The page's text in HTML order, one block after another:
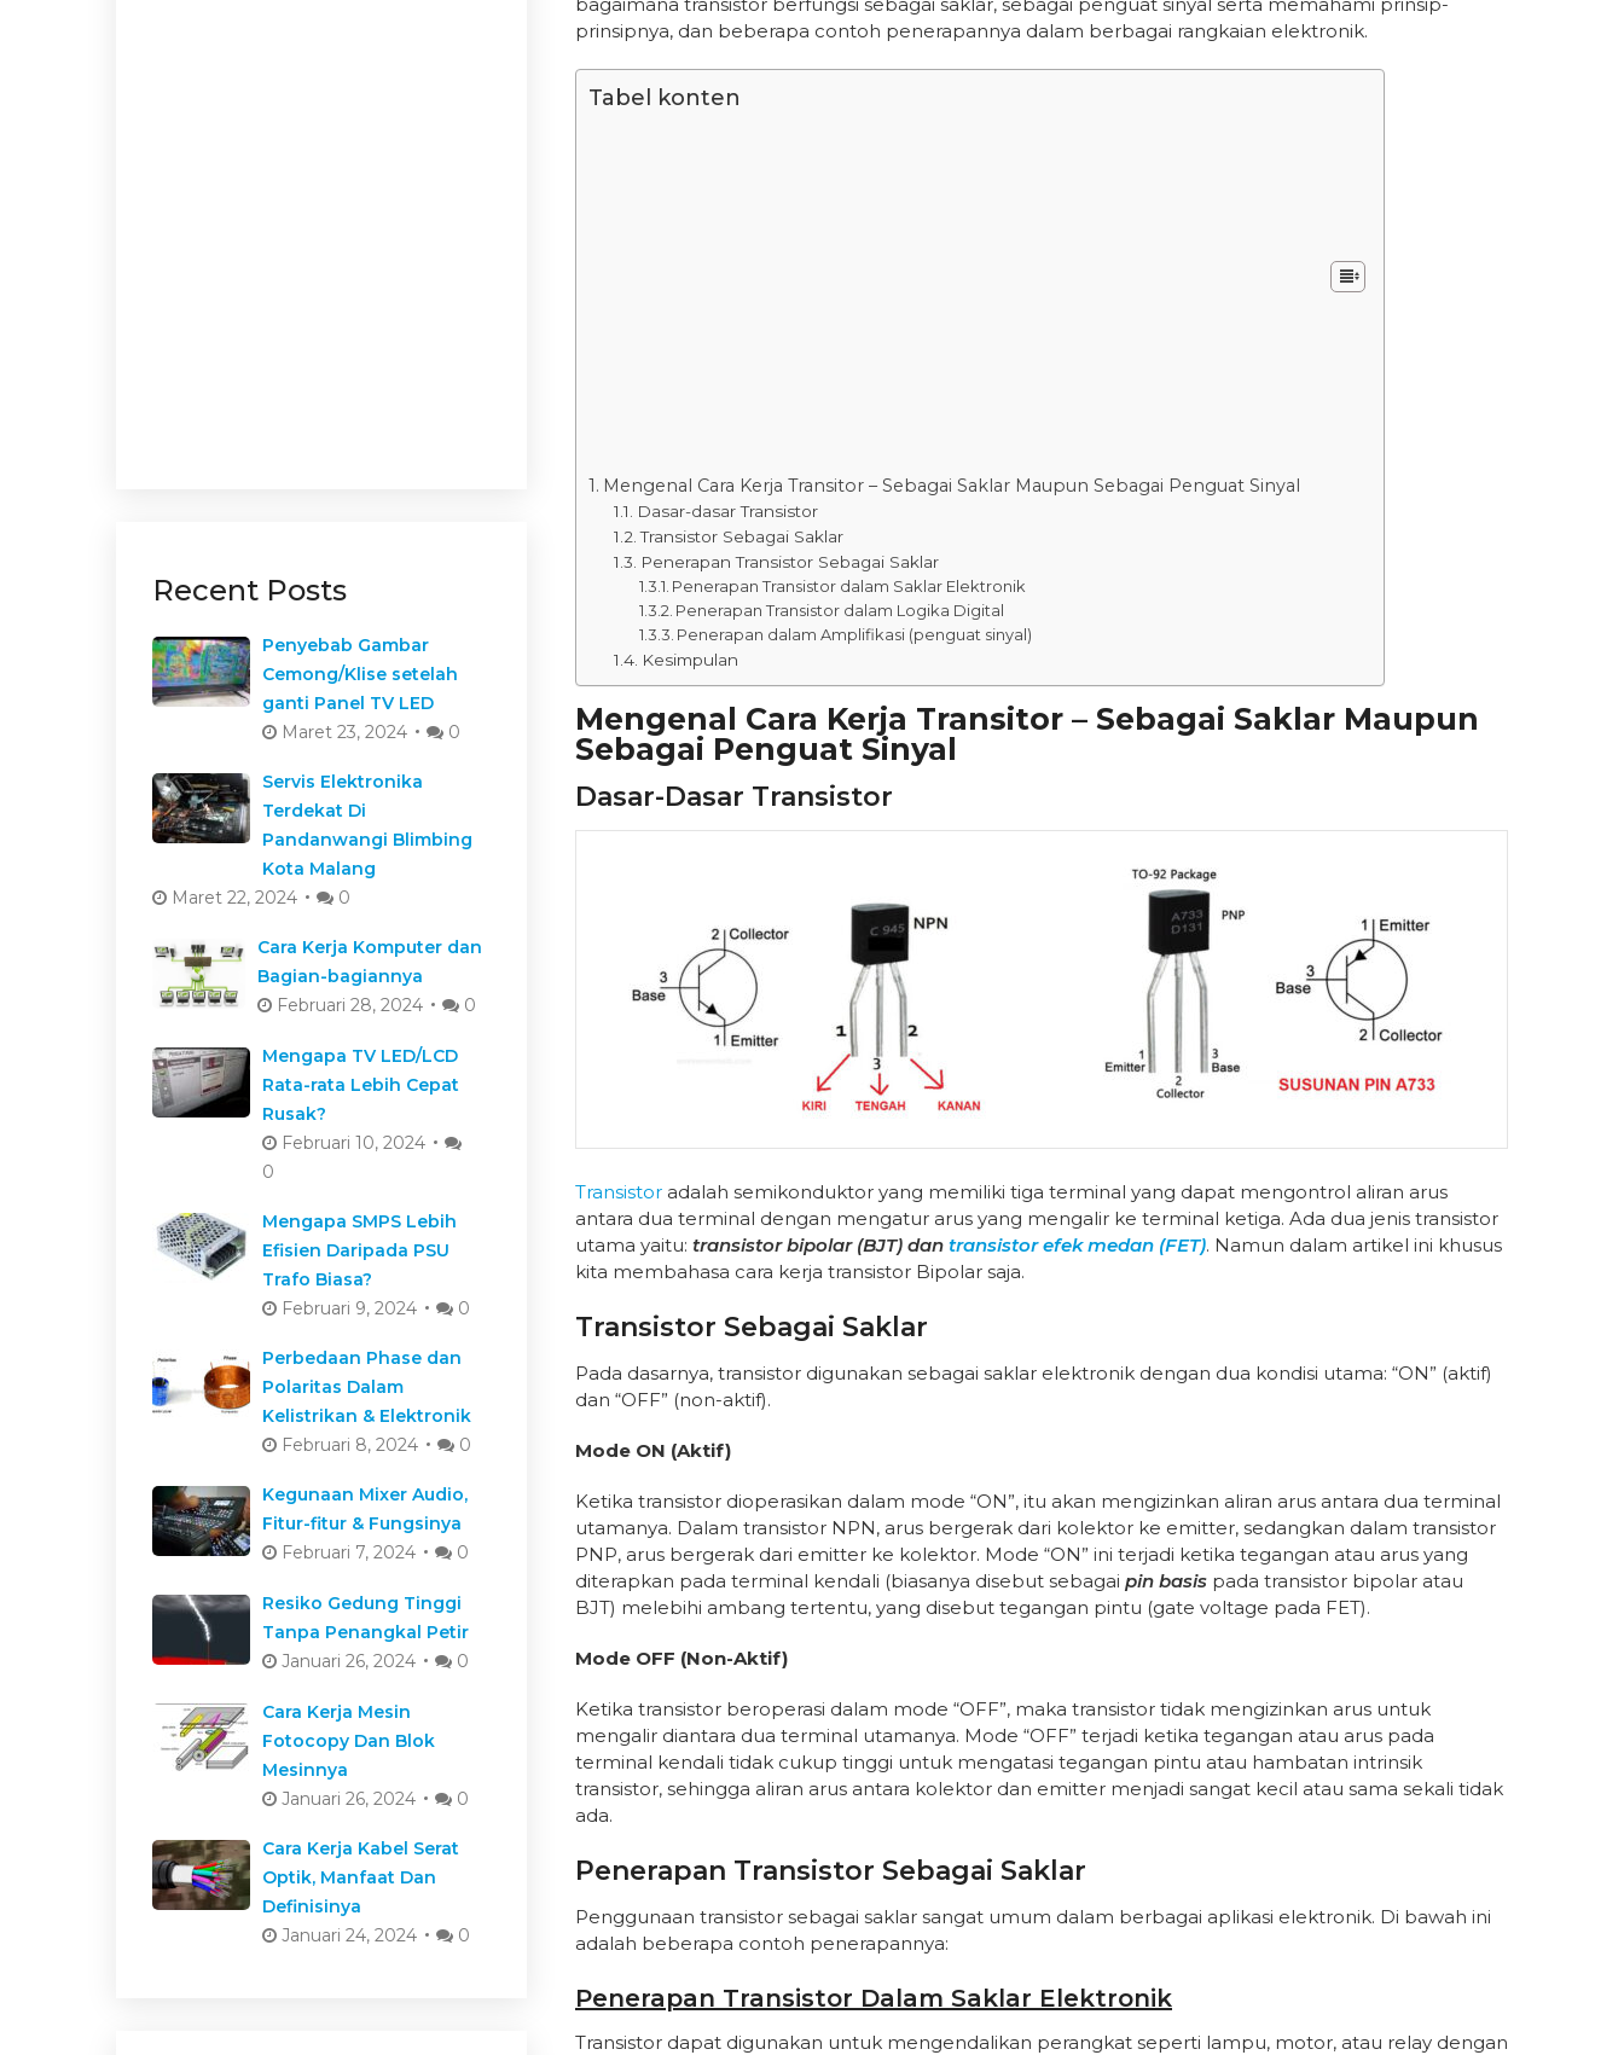
prinsipnya, dan beberapa contoh penerapannya dalam berbagai rangkaian elektronik.
Tabel konten
Mengenal Cara Kerja Transitor – Sebagai Saklar Maupun Sebagai Penguat Sinyal
Dasar-dasar Transistor
Transistor Sebagai Saklar
Penerapan Transistor Sebagai Saklar
Penerapan Transistor dalam Saklar Elektronik
Penerapan Transistor dalam Logika Digital
Penerapan dalam Amplifikasi (penguat sinyal)
Kesimpulan
Mengenal Cara Kerja Transitor – Sebagai Saklar Maupun
Sebagai Penguat Sinyal
Dasar-Dasar Transistor
Transistor adalah semikonduktor yang memiliki tiga terminal yang dapat mengontrol aliran arus
antara dua terminal dengan mengatur arus yang mengalir ke terminal ketiga. Ada dua jenis transistor
utama yaitu: transistor bipolar (BJT) dan transistor efek medan (FET). Namun dalam artikel ini khusus
kita membahasa cara kerja transistor Bipolar saja.
Transistor Sebagai Saklar
Pada dasarnya, transistor digunakan sebagai saklar elektronik dengan dua kondisi utama: “ON” (aktif)
dan “OFF” (non-aktif).
Mode ON (Aktif)
Ketika transistor dioperasikan dalam mode “ON”, itu akan mengizinkan aliran arus antara dua terminal
utamanya. Dalam transistor NPN, arus bergerak dari kolektor ke emitter, sedangkan dalam transistor
PNP, arus bergerak dari emitter ke kolektor. Mode “ON” ini terjadi ketika tegangan atau arus yang
diterapkan pada terminal kendali (biasanya disebut sebagai pin basis pada transistor bipolar atau
BJT) melebihi ambang tertentu, yang disebut tegangan pintu (gate voltage pada FET).
Mode OFF (Non-Aktif)
Ketika transistor beroperasi dalam mode “OFF”, maka transistor tidak mengizinkan arus untuk
mengalir diantara dua terminal utamanya. Mode “OFF” terjadi ketika tegangan atau arus pada
terminal kendali tidak cukup tinggi untuk mengatasi tegangan pintu atau hambatan intrinsik
transistor, sehingga aliran arus antara kolektor dan emitter menjadi sangat kecil atau sama sekali tidak
ada.
Penerapan Transistor Sebagai Saklar
Penggunaan transistor sebagai saklar sangat umum dalam berbagai aplikasi elektronik. Di bawah ini
adalah beberapa contoh penerapannya:
Penerapan Transistor Dalam Saklar Elektronik
Transistor dapat digunakan untuk mengendalikan perangkat seperti lampu, motor, atau relay dengan
Recent Posts
Penyebab Gambar
Cemong/Klise setelah
ganti Panel TV LED
Maret 23, 2024
0
Servis Elektronika
Terdekat Di
Pandanwangi Blimbing
Kota Malang
Maret 22, 2024
0
Cara Kerja Komputer dan
Bagian-bagiannya
Februari 28, 2024
0
Mengapa TV LED/LCD
Rata-rata Lebih Cepat
Rusak?
Februari 10, 2024
0
Mengapa SMPS Lebih
Efisien Daripada PSU
Trafo Biasa?
Februari 9, 2024
0
Perbedaan Phase dan
Polaritas Dalam
Kelistrikan & Elektronik
Februari 8, 2024
0
Kegunaan Mixer Audio,
Fitur-fitur & Fungsinya
Februari 7, 2024
0
Resiko Gedung Tinggi
Tanpa Penangkal Petir
Januari 26, 2024
0
Cara Kerja Mesin
Fotocopy Dan Blok
Mesinnya
Januari 26, 2024
0
Cara Kerja Kabel Serat
Optik, Manfaat Dan
Definisinya
Januari 24, 2024
0